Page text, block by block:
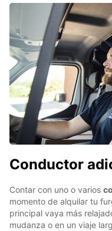
Conductor
Contar con uno o varios
momento de alquilar tu
principal vaya más
mudanza o en un viaje